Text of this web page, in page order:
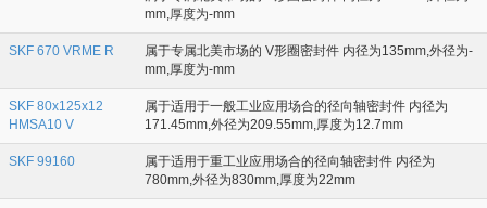
mm,厚度为-mm
SKF 670 VRME R
属于专属北美市场的 V形圈密封件 内径为135mm,外径为-
mm,厚度为-mm
SKF 80x125x12
HMSA10 V
属于适用于一般工业应用场合的径向轴密封件 内径为
171.45mm,外径为209.55mm,厚度为12.7mm
SKF 99160
属于适用于重工业应用场合的径向轴密封件 内径为
780mm,外径为830mm,厚度为22mm